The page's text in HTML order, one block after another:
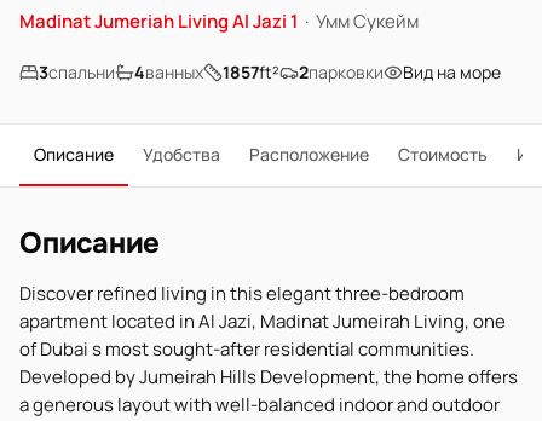
Madinat Jumeriah Living Al Jazi 1 · Умм Сукейм
3спальни 4ванных 1857ft² 2парковки Вид на море
Описание Удобства Расположение Стоимость
Описание
Discover refined living in this elegant three-bedroom
apartment located in Al Jazi, Madinat Jumeirah Living, one
of Dubai s most sought-after residential communities.
Developed by Jumeirah Hills Development, the home offers
a generous layout with well-balanced indoor and outdoor